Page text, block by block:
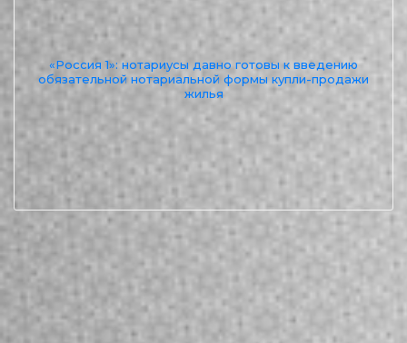
«Россия 1»: нотариусы давно готовы к введению
обязательной нотариальной формы купли-продажи
жилья